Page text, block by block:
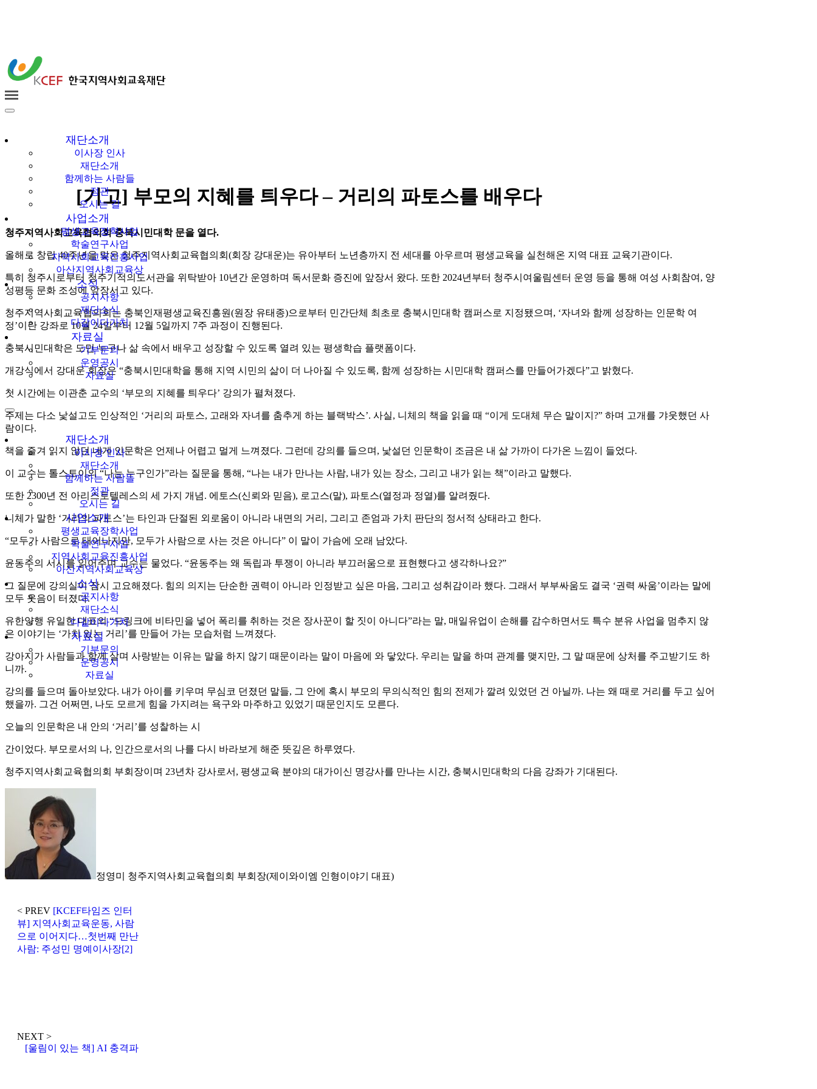
한국지역사회교육
재단
재단소개
이사장 인사
재단소개
함께하는 사람들
정관
오시는 길
사업소개
평생교육장학사업
학술연구사업
지역사회교육진흥사업
아산지역사회교육상
소식
공지사항
재단소식
다같이다가치
자료실
기부문의
운영공시
자료실
재단소개
이사장 인사
재단소개
함께하는 사람들
정관
오시는 길
사업소개
평생교육장학사업
학술연구사업
지역사회교육진흥사업
아산지역사회교육상
소식
공지사항
재단소식
다같이다가치
자료실
기부문의
운영공시
자료실
[기고] 부모의 지혜를 틔우다 – 거리의 파토스를 배우다
청주지역사회교육협의회 충북시민대학 문을 열다.
올해로 창립 40주년을 맞은 청주지역사회교육협의회(회장 강대운)는 유아부터 노년층까지 전 세대를 아우르며 평생교육을 실천해온 지역 대표 교육기관이다.
특히 청주시로부터 청주기적의도서관을 위탁받아 10년간 운영하며 독서문화 증진에 앞장서 왔다. 또한 2024년부터 청주시여울림센터 운영 등을 통해 여성 사회참여, 양
성평등 문화 조성에 앞장서고 있다.
청주지역사회교육협의회는 충북인재평생교육진흥원(원장 유태종)으로부터 민간단체 최초로 충북시민대학 캠퍼스로 지정됐으며, ‘자녀와 함께 성장하는 인문학 여
정’이란 강좌로 10월 24일부터 12월 5일까지 7주 과정이 진행된다.
충북시민대학은 도민 누구나 삶 속에서 배우고 성장할 수 있도록 열려 있는 평생학습 플랫폼이다.
개강식에서 강대운 회장은 “충북시민대학을 통해 지역 시민의 삶이 더 나아질 수 있도록, 함께 성장하는 시민대학 캠퍼스를 만들어가겠다”고 밝혔다.
첫 시간에는 이관춘 교수의 ‘부모의 지혜를 틔우다’ 강의가 펼쳐졌다.
주제는 다소 낯설고도 인상적인 ‘거리의 파토스, 고래와 자녀를 춤추게 하는 블랙박스’. 사실, 니체의 책을 읽을 때 “이게 도대체 무슨 말이지?” 하며 고개를 갸웃했던 사
람이다.
책을 즐겨 읽지 않던 내게 인문학은 언제나 어렵고 멀게 느껴졌다. 그런데 강의를 들으며, 낯설던 인문학이 조금은 내 삶 가까이 다가온 느낌이 들었다.
이 교수는 톨스토이의 “나는 누구인가”라는 질문을 통해, “나는 내가 만나는 사람, 내가 있는 장소, 그리고 내가 읽는 책”이라고 말했다.
또한 2300년 전 아리스토텔레스의 세 가지 개념. 에토스(신뢰와 믿음), 로고스(말), 파토스(열정과 정열)를 알려줬다.
니체가 말한 ‘거리의 파토스’는 타인과 단절된 외로움이 아니라 내면의 거리, 그리고 존엄과 가치 판단의 정서적 상태라고 한다.
“모두가 사람으로 태어나지만, 모두가 사람으로 사는 것은 아니다” 이 말이 가슴에 오래 남았다.
윤동주의 서시를 읽어주며 교수는 물었다. “윤동주는 왜 독립과 투쟁이 아니라 부끄러움으로 표현했다고 생각하나요?”
그 질문에 강의실이 잠시 고요해졌다. 힘의 의지는 단순한 권력이 아니라 인정받고 싶은 마음, 그리고 성취감이라 했다. 그래서 부부싸움도 결국 ‘권력 싸움’이라는 말에
모두 웃음이 터졌다.
유한양행 유일한 대표의 “드링크에 비타민을 넣어 폭리를 취하는 것은 장사꾼이 할 짓이 아니다”라는 말, 매일유업이 손해를 감수하면서도 특수 분유 사업을 멈추지 않
은 이야기는 ‘가치 있는 거리’를 만들어 가는 모습처럼 느껴졌다.
강아지가 사람들과 함께 살며 사랑받는 이유는 말을 하지 않기 때문이라는 말이 마음에 와 닿았다. 우리는 말을 하며 관계를 맺지만, 그 말 때문에 상처를 주고받기도 하
니까.
강의를 들으며 돌아보았다. 내가 아이를 키우며 무심코 던졌던 말들, 그 안에 혹시 부모의 무의식적인 힘의 전제가 깔려 있었던 건 아닐까. 나는 왜 때로 거리를 두고 싶어
했을까. 그건 어쩌면, 나도 모르게 힘을 가지려는 욕구와 마주하고 있었기 때문인지도 모른다.
오늘의 인문학은 내 안의 ‘거리’를 성찰하는 시
간이었다. 부모로서의 나, 인간으로서의 나를 다시 바라보게 해준 뜻깊은 하루였다.
청주지역사회교육협의회 부회장이며 23년차 강사로서, 평생교육 분야의 대가이신 명강사를 만나는 시간, 충북시민대학의 다음 강좌가 기대된다.
정영미 청주지역사회교육협의회 부회장(제이와이엠 인형이야기 대표)
< PREV [KCEF타임즈 인터
뷰] 지역사회교육운동, 사람
으로 이어지다…첫번째 만난
사람: 주성민 명예이사장[2]
NEXT >
[울림이 있는 책] AI 충격파